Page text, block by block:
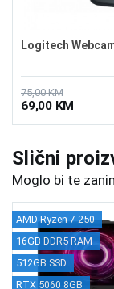
Logitech
75,00 KM
69,00 KM
Slični
Moglo bi te
AMD Ryzen 7 250
16GB DDR5 RAM
512GB SSD
RTX 5060 8GB